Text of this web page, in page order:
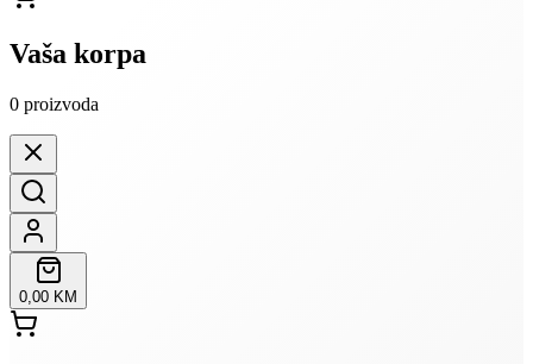
Vaša korpa
0 proizvoda
0,00 KM